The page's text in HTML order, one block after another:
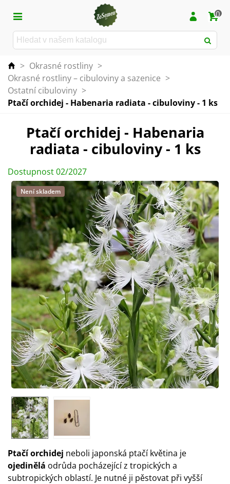
0
> Okrasné rostliny >
Okrasné rostliny – cibuloviny a sazenice >
Ostatní cibuloviny >
Ptačí orchidej - Habenaria radiata - cibuloviny - 1 ks
Ptačí orchidej - Habenaria
radiata - cibuloviny - 1 ks
Dostupnost 02/2027
Není skladem
Ptačí orchidej neboli japonská ptačí květina je
ojedinělá odrůda pocházející z tropických a
subtropických oblastí. Je nutné ji pěstovat při vyšší